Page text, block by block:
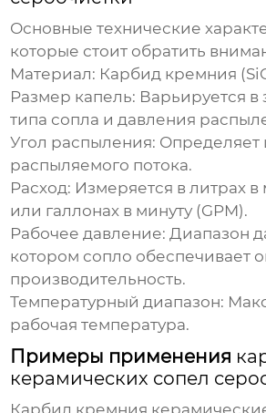
Основные технические
которые стоит обратить
Материал: Карбид кремния
Размер капель: Варьируется в
типа сопла и давления
Угол распыления:
распыляемого потока.
Расход: Измеряется в литрах в
или галлонах в минуту (GPM).
Рабочее давление: Диапазон
котором сопло обеспечивает
производительность.
Температурный диапазон:
рабочая температура.
Примеры применения
керамических сопел